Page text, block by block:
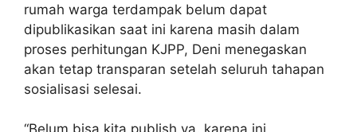
rumah warga terdampak belum dapat
dipublikasikan saat ini karena masih dalam
proses perhitungan KJPP, Deni menegaskan
akan tetap transparan setelah seluruh tahapan
sosialisasi selesai.
“Belum bisa kita publish ya, karena ini